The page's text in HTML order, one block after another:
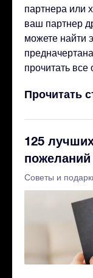
партнера или
ваш партнер
можете найти
прочитать
Прочитать
125
пожеланий
Советы и